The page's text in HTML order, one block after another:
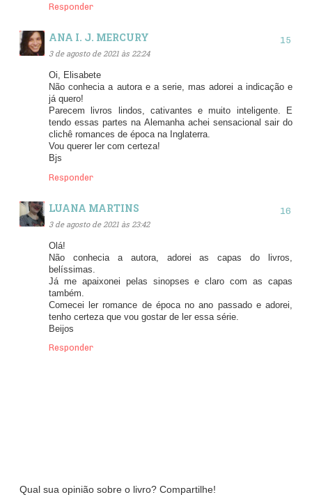
Responder
ANA I. J. MERCURY
3 de agosto de 2021 às 22:24
Oi, Elisabete
Não conhecia a autora e a serie, mas adorei a indicação e
já quero!
Parecem livros lindos, cativantes e muito inteligente. E
tendo essas partes na Alemanha achei sensacional sair do
clichê romances de época na Inglaterra.
Vou querer ler com certeza!
Bjs
Responder
LUANA MARTINS
3 de agosto de 2021 às 23:42
Olá!
Não conhecia a autora, adorei as capas do livros,
belíssimas.
Já me apaixonei pelas sinopses e claro com as capas
também.
Comecei ler romance de época no ano passado e adorei,
tenho certeza que vou gostar de ler essa série.
Beijos
Responder
Qual sua opinião sobre o livro? Compartilhe!